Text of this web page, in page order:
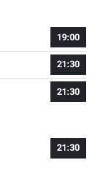
19:00
21:30
21:30
21:30